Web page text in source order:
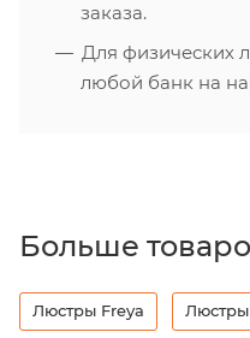
заказа.
Для физических
любой банк на
Больше
Люстры Freya